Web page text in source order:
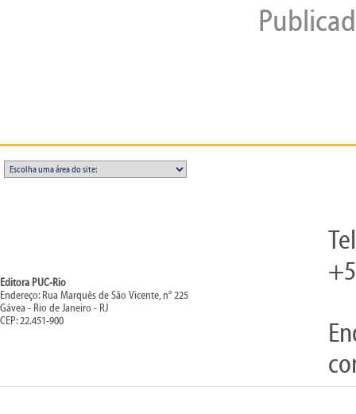
Editora PUC-Rio
Endereço: Rua Marquês de São Vicente, n° 225
Gávea - Rio de Janeiro - RJ
CEP: 22.451-900